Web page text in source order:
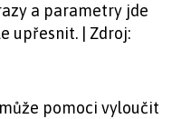
a parametry jde
upřesnit. | Zdroj:
pomoci vyloučit